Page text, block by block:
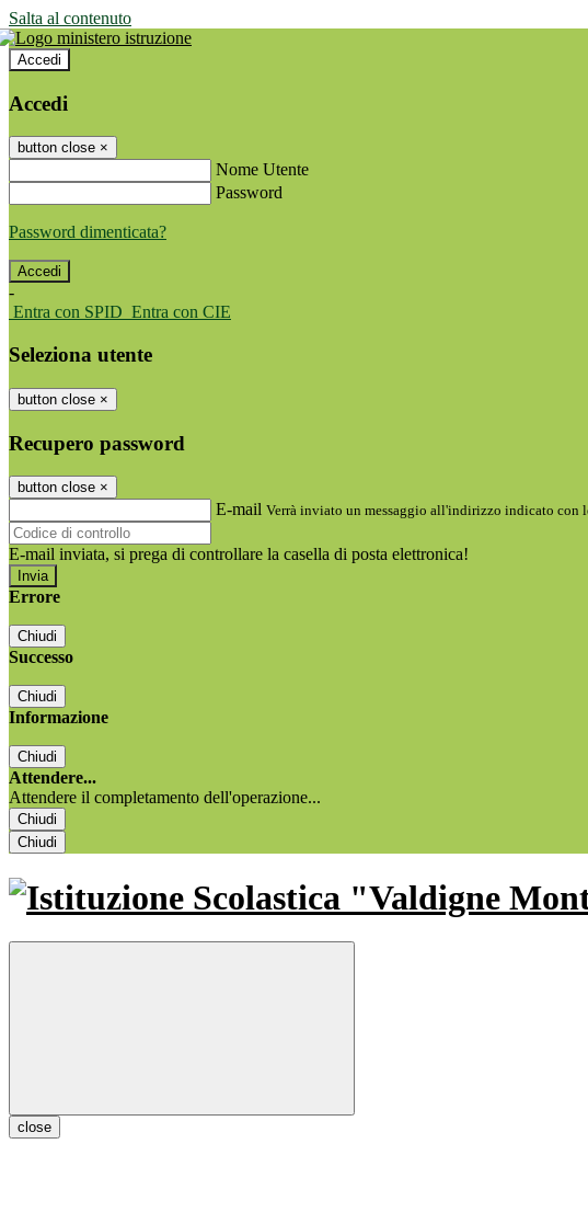
Salta al contenuto
Accedi
Accedi
button close ×
Nome Utente
Password
Password dimenticata?
-
Entra con SPID Entra con CIE
Seleziona utente
button close ×
Recupero password
button close ×
E-mail Verrà inviato un messaggio all'indirizzo indicato con
E-mail inviata, si prega di controllare la casella di posta elettronica!
Errore
Chiudi
Successo
Chiudi
Informazione
Chiudi
Attendere...
Attendere il completamento dell'operazione...
Chiudi
Chiudi
close